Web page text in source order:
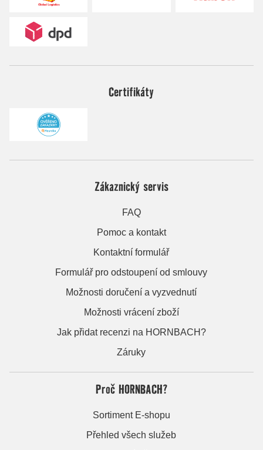
Certifikáty
Zákaznický servis
FAQ
Pomoc a kontakt
Kontaktní formulář
Formulář pro odstoupení od smlouvy
Možnosti doručení a vyzvednutí
Možnosti vrácení zboží
Jak přidat recenzi na HORNBACH?
Záruky
Proč HORNBACH?
Sortiment E-shopu
Přehled všech služeb